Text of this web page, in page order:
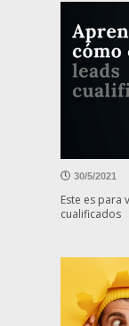
30/5/2021
Este es para
cualificados